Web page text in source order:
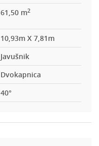
61,50 m2
10,93m X 7,81m
Javušnik
Dvokapnica
40°